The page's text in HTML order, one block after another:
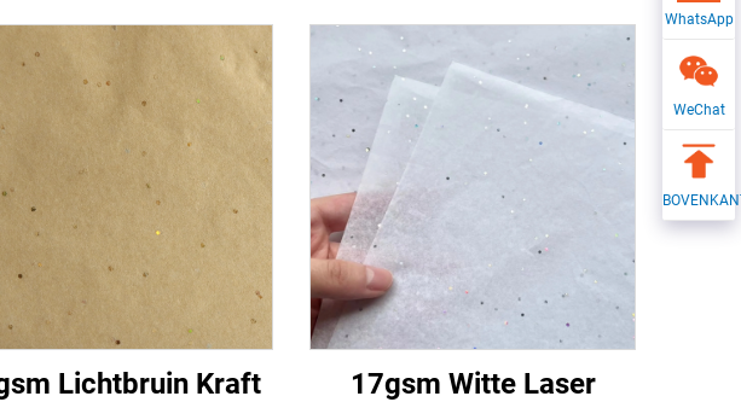
Lichtbruin Kraft
17gsm Witte Laser
WhatsApp
WeChat